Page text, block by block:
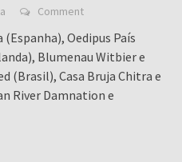
Comment
Oedipus País
Blumenau Witbier e
(Brasil), Casa Bruja Chitra e
River Damnation e